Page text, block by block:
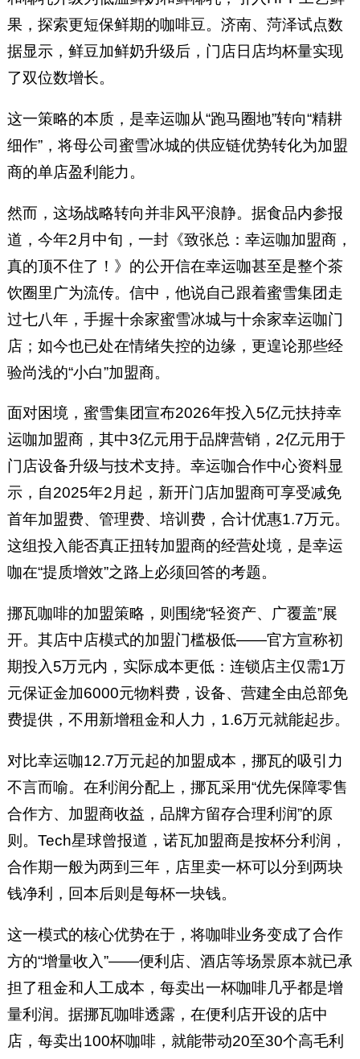
果，探索更短保鲜期的咖啡豆。济南、菏泽试点数
据显示，鲜豆加鲜奶升级后，门店日店均杯量实现
了双位数增长。
这一策略的本质，是幸运咖从“跑马圈地”转向“精耕
细作”，将母公司蜜雪冰城的供应链优势转化为加盟
商的单店盈利能力。
然而，这场战略转向并非风平浪静。据食品内参报
道，今年2月中旬，一封《致张总：幸运咖加盟商，
真的顶不住了！》的公开信在幸运咖甚至是整个茶
饮圈里广为流传。信中，他说自己跟着蜜雪集团走
过七八年，手握十余家蜜雪冰城与十余家幸运咖门
店；如今也已处在情绪失控的边缘，更遑论那些经
验尚浅的“小白”加盟商。
面对困境，蜜雪集团宣布2026年投入5亿元扶持幸
运咖加盟商，其中3亿元用于品牌营销，2亿元用于
门店设备升级与技术支持。幸运咖合作中心资料显
示，自2025年2月起，新开门店加盟商可享受减免
首年加盟费、管理费、培训费，合计优惠1.7万元。
这组投入能否真正扭转加盟商的经营处境，是幸运
咖在“提质增效”之路上必须回答的考题。
挪瓦咖啡的加盟策略，则围绕“轻资产、广覆盖”展
开。其店中店模式的加盟门槛极低——官方宣称初
期投入5万元内，实际成本更低：连锁店主仅需1万
元保证金加6000元物料费，设备、营建全由总部免
费提供，不用新增租金和人力，1.6万元就能起步。
对比幸运咖12.7万元起的加盟成本，挪瓦的吸引力
不言而喻。在利润分配上，挪瓦采用“优先保障零售
合作方、加盟商收益，品牌方留存合理利润”的原
则。Tech星球曾报道，诺瓦加盟商是按杯分利润，
合作期一般为两到三年，店里卖一杯可以分到两块
钱净利，回本后则是每杯一块钱。
这一模式的核心优势在于，将咖啡业务变成了合作
方的“增量收入”——便利店、酒店等场景原本就已承
担了租金和人工成本，每卖出一杯咖啡几乎都是增
量利润。据挪瓦咖啡透露，在便利店开设的店中
店，每卖出100杯咖啡，就能带动20至30个高毛利